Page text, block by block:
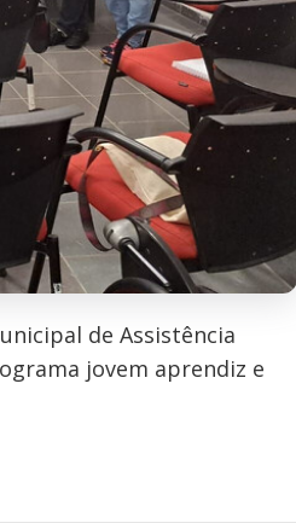
de Assistência
jovem aprendiz e